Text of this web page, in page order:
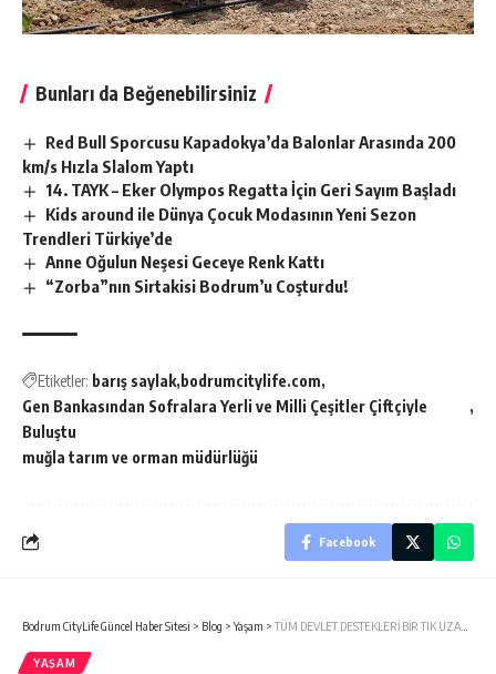
Bunları da Beğenebilirsiniz
Red Bull Sporcusu Kapadokya’da Balonlar Arasında 200
km/s Hızla Slalom Yaptı
14. TAYK – Eker Olympos Regatta İçin Geri Sayım Başladı
Kids around ile Dünya Çocuk Modasının Yeni Sezon
Trendleri Türkiye’de
Anne Oğulun Neşesi Geceye Renk Kattı
“Zorba”nın Sirtakisi Bodrum’u Coşturdu!
Etiketler: barış saylak bodrumcitylife.com
Gen Bankasından Sofralara Yerli ve Milli Çeşitler Çiftçiyle
Buluştu
muğla tarım ve orman müdürlüğü
Facebook
Bodrum CityLife Güncel Haber Sitesi > Blog >Yaşam >TÜM DEVLET DESTEKLERİ BİR TIK UZAKLIKTA…
YAŞAM